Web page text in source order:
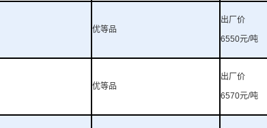
优等品
出厂价
6550元/吨
优等品
出厂价
6570元/吨